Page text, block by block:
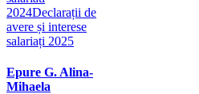
2024Declarații de
avere și interese
salariați 2025
Epure G. Alina-
Mihaela